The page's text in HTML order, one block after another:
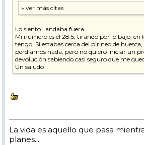
Lo siento...andaba fuera..
Mi número es el 28.5, tirando por lo bajo, en
tengo. Si estabas cerca del pirineo de
perdíamos nada, pero no quiero iniciar un
devolución sabiendo casi seguro que me
Un saludo
La vida es aquello que pasa
planes...